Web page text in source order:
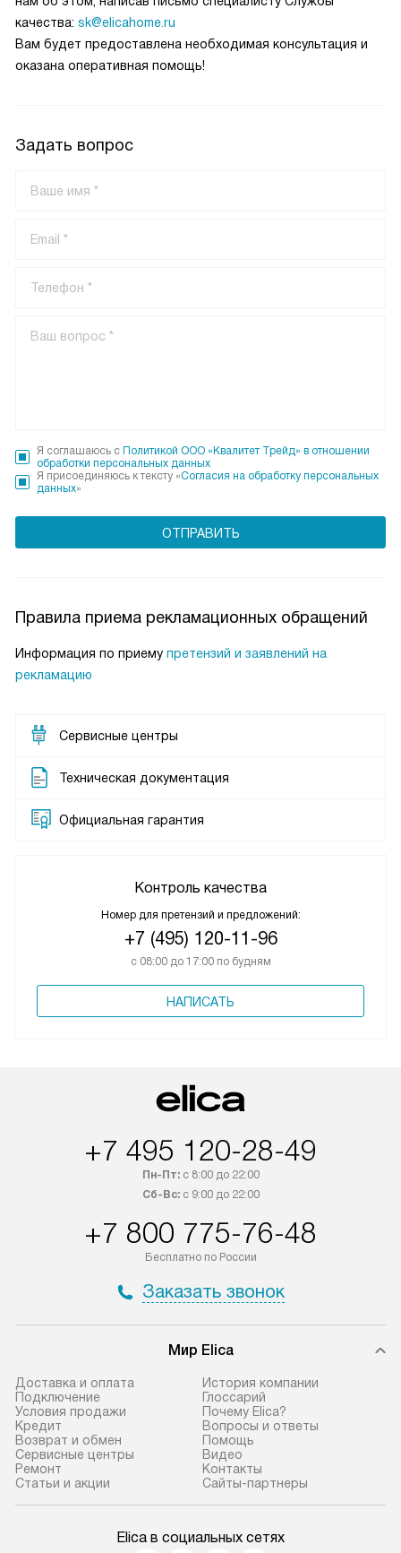
качества: sk@elicahome.ru
Вам будет предоставлена необходимая консультация и
оказана оперативная помощь!
Задать вопрос
Я соглашаюсь с Политикой ООО «Квалитет Трейд» в отношении
обработки персональных данных
Я присоединяюсь к тексту «Согласия на обработку персональных
данных»
Правила приема рекламационных обращений
Информация по приему претензий и заявлений на
рекламацию
Сервисные центры
Техническая документация
Официальная гарантия
Контроль качества
Номер для претензий и предложений:
+7 (495) 120-11-96
с 08:00 до 17:00 по будням
НАПИСАТЬ
+7 495 120-28-49
Пн-Пт:с 8:00 до 22:00
Сб-Вс:с 9:00 до 22:00
+7 800 775-76-48
Бесплатно по России
Заказать звонок
Мир Elica
Доставка и оплата
Подключение
Условия продажи
Кредит
Возврат и обмен
Сервисные центры
Ремонт
Статьи и акции
История компании
Глоссарий
Почему Elica?
Вопросы и ответы
Помощь
Видео
Контакты
Сайты-партнеры
Elica в социальных сетях